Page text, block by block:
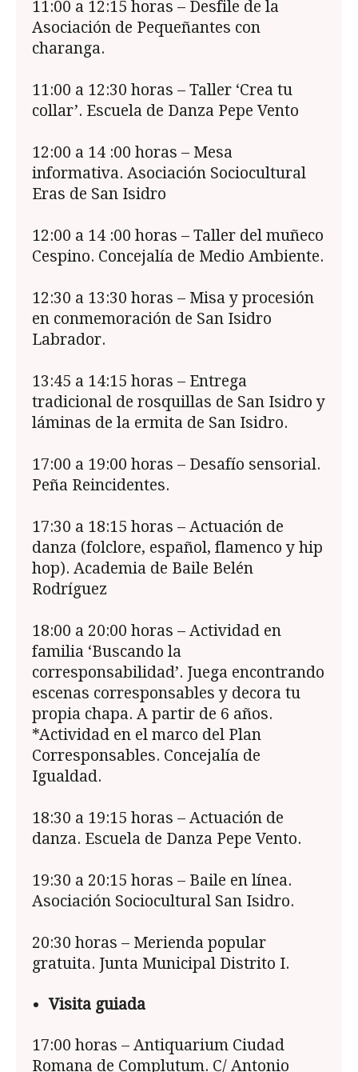
11:00 a 12:15 horas – Desfile de la
Asociación de Pequeñantes con
charanga.
11:00 a 12:30 horas – Taller ‘Crea tu
collar’. Escuela de Danza Pepe Vento
12:00 a 14 :00 horas – Mesa
informativa. Asociación Sociocultural
Eras de San Isidro
12:00 a 14 :00 horas – Taller del muñeco
Cespino. Concejalía de Medio Ambiente.
12:30 a 13:30 horas – Misa y procesión
en conmemoración de San Isidro
Labrador.
13:45 a 14:15 horas – Entrega
tradicional de rosquillas de San Isidro y
láminas de la ermita de San Isidro.
17:00 a 19:00 horas – Desafío sensorial.
Peña Reincidentes.
17:30 a 18:15 horas – Actuación de
danza (folclore, español, flamenco y hip
hop). Academia de Baile Belén
Rodríguez
18:00 a 20:00 horas – Actividad en
familia ‘Buscando la
corresponsabilidad’. Juega encontrando
escenas corresponsables y decora tu
propia chapa. A partir de 6 años.
*Actividad en el marco del Plan
Corresponsables. Concejalía de
Igualdad.
18:30 a 19:15 horas – Actuación de
danza. Escuela de Danza Pepe Vento.
19:30 a 20:15 horas – Baile en línea.
Asociación Sociocultural San Isidro.
20:30 horas – Merienda popular
gratuita. Junta Municipal Distrito I.
Visita guiada
17:00 horas – Antiquarium Ciudad
Romana de Complutum. C/ Antonio